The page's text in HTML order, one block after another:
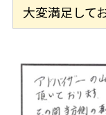
大変満足して